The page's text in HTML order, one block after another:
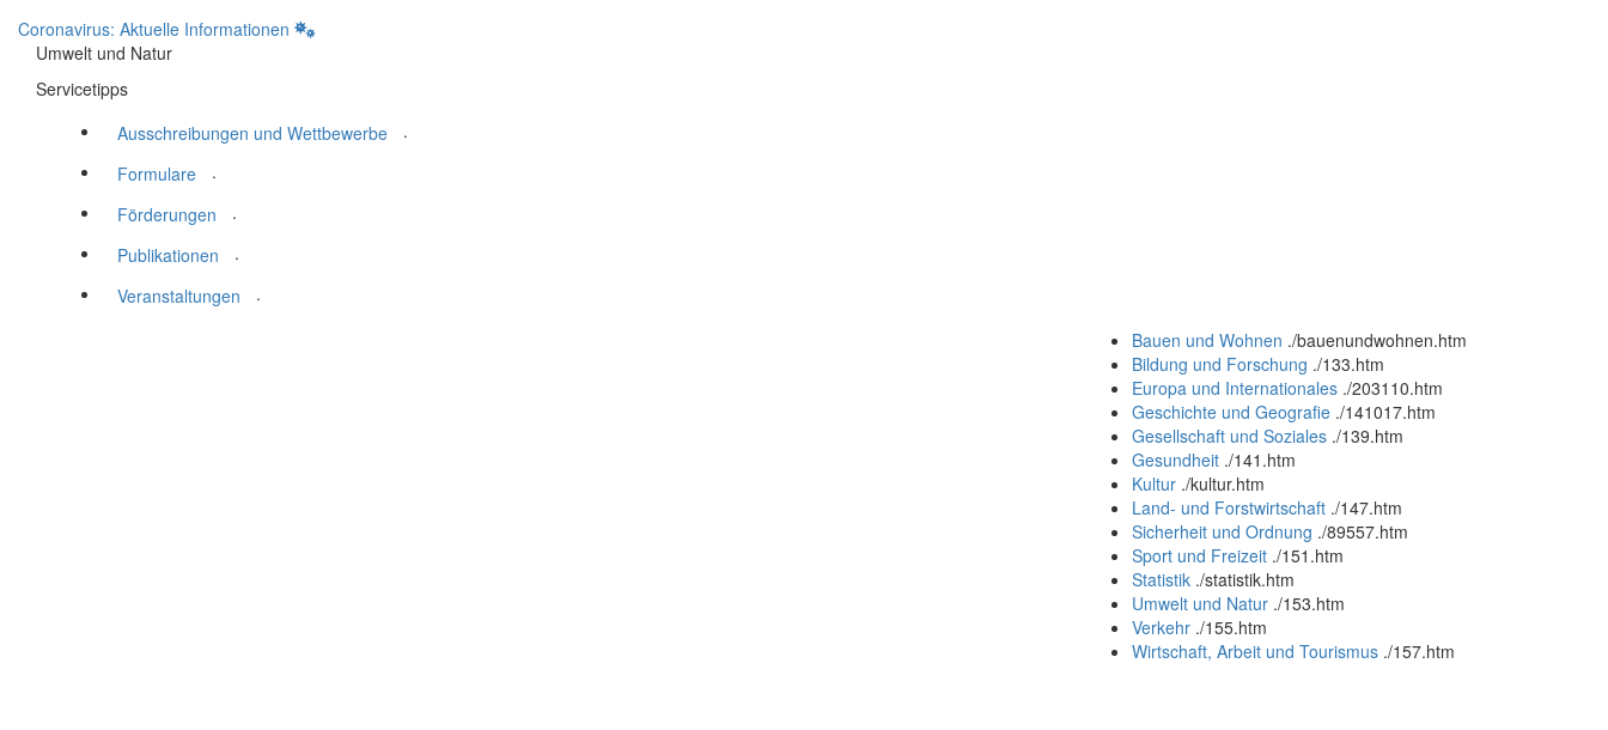
Coronavirus: Aktuelle Informationen
Umwelt und Natur
Servicetipps
Ausschreibungen und Wettbewerbe
.
Formulare
.
Förderungen
.
Publikationen
.
Veranstaltungen
.
Bauen und Wohnen ./bauenundwohnen.htm
Bildung und Forschung ./133.htm
Europa und Internationales ./203110.htm
Geschichte und Geografie ./141017.htm
Gesellschaft und Soziales ./139.htm
Gesundheit ./141.htm
Kultur ./kultur.htm
Land- und Forstwirtschaft ./147.htm
Sicherheit und Ordnung ./89557.htm
Sport und Freizeit ./151.htm
Statistik ./statistik.htm
Umwelt und Natur ./153.htm
Verkehr ./155.htm
Wirtschaft, Arbeit und Tourismus ./157.htm